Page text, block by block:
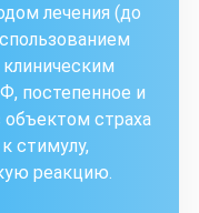
лечения (до
постепенное и
страха
стимулу,
реакцию.